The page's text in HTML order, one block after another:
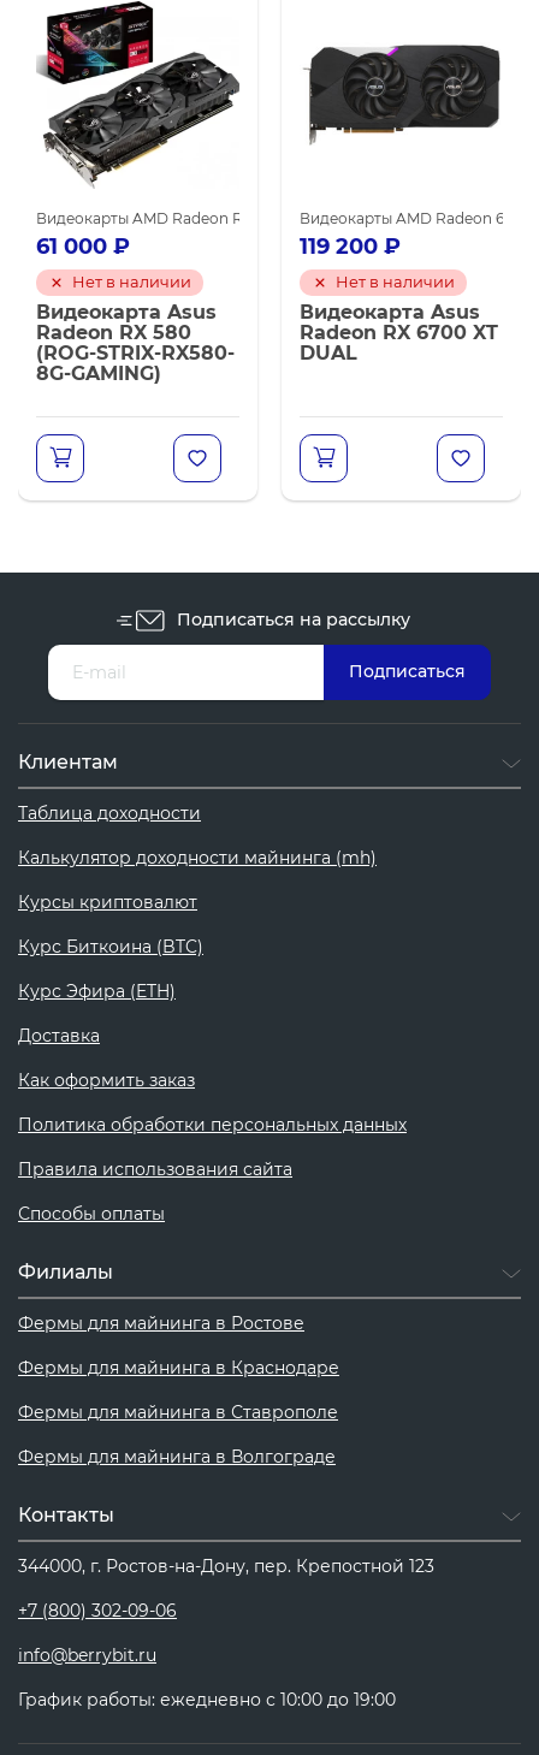
Видеокарты MSI
Видеокарты AMD для майнинга Видеокарты SAPPHIRE
Видеокарты AMD Radeon RX 580 Видеокарты AMD для майнинга
61 000 ₽
Нет в наличии
Видеокарта Asus
Radeon RX 580
(ROG-STRIX-RX580-
8G-GAMING)
Видеокарты AMD Radeon 6700
119 200 ₽
Нет в наличии
Видеокарта Asus
Radeon RX 6700 XT
DUAL
Подписаться на рассылку
Клиентам
Таблица доходности
Калькулятор доходности майнинга (mh)
Курсы криптовалют
Курс Биткоина (BTC)
Курс Эфира (ETH)
Доставка
Как оформить заказ
Политика обработки персональных данных
Правила использования сайта
Способы оплаты
Филиалы
Фермы для майнинга в Ростове
Фермы для майнинга в Краснодаре
Фермы для майнинга в Ставрополе
Фермы для майнинга в Волгограде
Контакты
344000, г. Ростов-на-Дону, пер. Крепостной 123
+7 (800) 302-09-06
info@berrybit.ru
График работы: ежедневно с 10:00 до 19:00